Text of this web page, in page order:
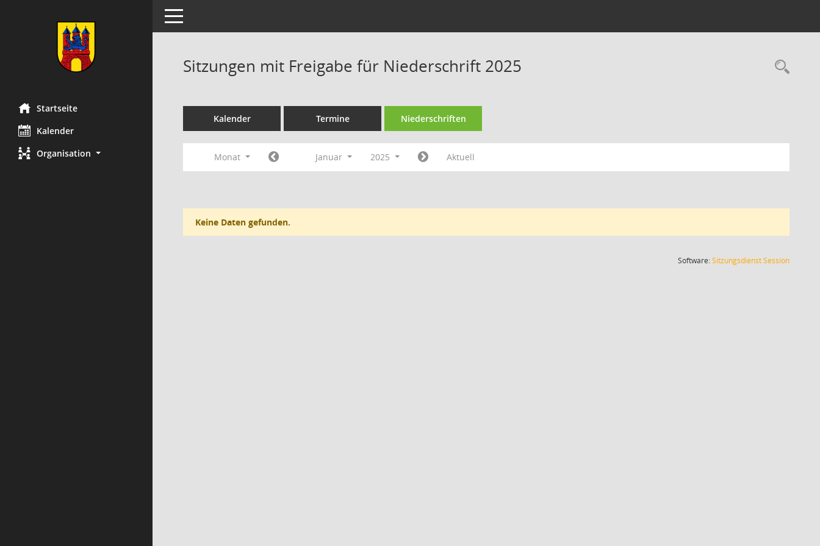
Startseite
Kalender
Organisation
Toggle navigation
Sitzungen mit Freigabe für Niederschrift 2025
Kalender Termine Niederschriften
Monat Januar 2025 Aktuell
Keine Daten gefunden.
Software:SitzungsdienstSession(Wird in